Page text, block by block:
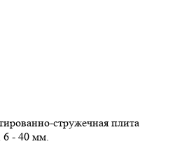
стружечная плита
- 40 мм.